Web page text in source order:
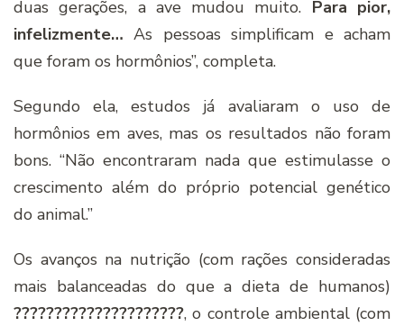
duas gerações, a ave mudou muito. Para pior,
infelizmente… As pessoas simplificam e acham
que foram os hormônios”, completa.
Segundo ela, estudos já avaliaram o uso de
hormônios em aves, mas os resultados não foram
bons. “Não encontraram nada que estimulasse o
crescimento além do próprio potencial genético
do animal.”
Os avanços na nutrição (com rações consideradas
mais balanceadas do que a dieta de humanos)
?????????????????????, o controle ambiental (com